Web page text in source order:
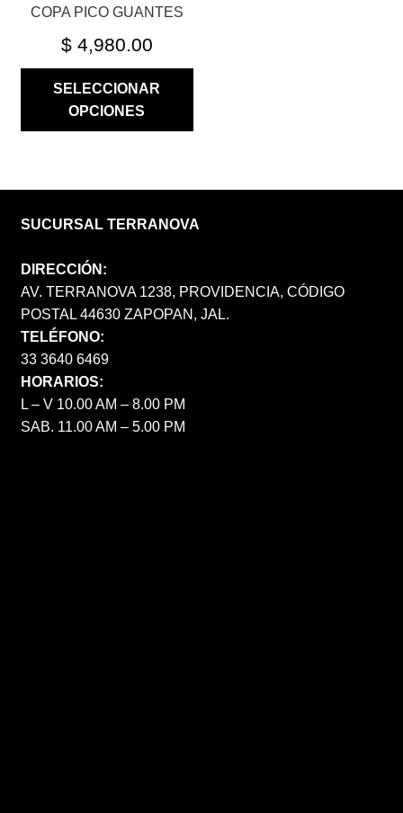
COPA PICO GUANTES
$4,980.00
SELECCIONAR
OPCIONES
SUCURSAL TERRANOVA
DIRECCIÓN:
AV. TERRANOVA 1238, PROVIDENCIA, CÓDIGO
POSTAL 44630 ZAPOPAN, JAL.
TELÉFONO:
33 3640 6469
HORARIOS:
L – V 10.00 AM – 8.00 PM
SAB. 11.00 AM – 5.00 PM